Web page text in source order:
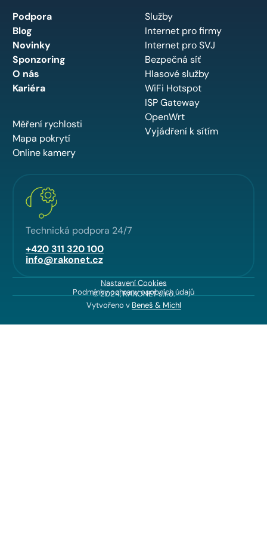
Podpora
Blog
Novinky
Sponzoring
O nás
Kariéra
Měření rychlosti
Mapa pokrytí
Online kamery
Služby
Internet pro firmy
Internet pro SVJ
Bezpečná síť
Hlasové služby
WiFi Hotspot
ISP Gateway
OpenWrt
Vyjádření k sítím
Technická podpora 24/7
+420 311 320 100
info@rakonet.cz
Nastavení Cookies
Podmínky ochrany osobních údajů
© 2024, RAKONET s.r.o.
Vytvořeno v Beneš & Michl